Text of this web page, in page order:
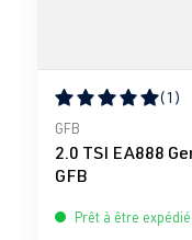
Note moyenne de
(1)
GFB
2.0 TSI EA888
GFB
Prêt à être